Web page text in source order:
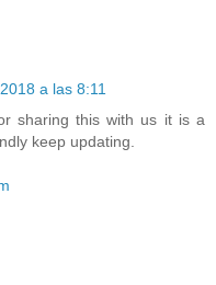
a las 8:11
sharing this with us it is a
keep updating.